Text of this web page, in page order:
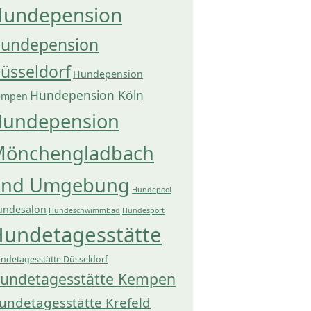
Hundepension
Hundepension Köln
Umgebung Hundepool
Hundeschwimmbad Hundesport
Düsseldorf
Kempen
Krefeld